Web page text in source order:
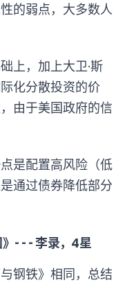
的弱点，大多数人
上，加上大卫·斯
化分散投资的价
由于美国政府的信
是配置高风险（低
通过债券降低部分
- - - 李录，4星
钢铁》相同，总结